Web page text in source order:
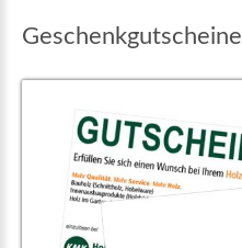
Geschenkgutscheine